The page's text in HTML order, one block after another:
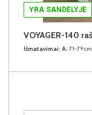
YRA SANDĖLYJE
Išmatavimai: A: 71-79cm